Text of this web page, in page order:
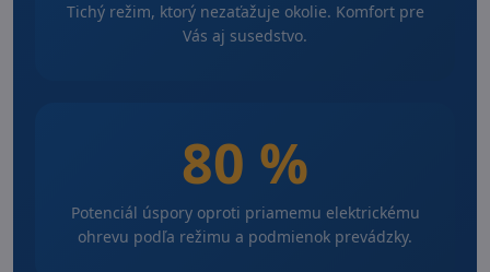
Tichý režim, ktorý nezaťažuje okolie. Komfort pre
Vás aj susedstvo.
80 %
Potenciál úspory oproti priamemu elektrickému
ohrevu podľa režimu a podmienok prevádzky.